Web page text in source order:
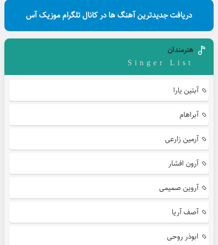
دریافت جدیدترین آهنگ ها در کانال تلگرام موزیک آس
هنرمندان
Singer List
آبتین یارا
آبراهام
آرمین زارعی
آرون افشار
آروین صمیمی
آصف آریا
ابوذر روحی